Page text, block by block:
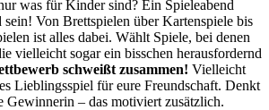
was für Kinder sind? Ein Spieleabend
Von Brettspielen über Kartenspiele bis
ist alles dabei. Wählt Spiele, bei denen
vielleicht sogar ein bisschen herausfordernd
schweißt zusammen! Vielleicht
Lieblingsspiel für eure Freundschaft. Denkt
Gewinnerin – das motiviert zusätzlich.